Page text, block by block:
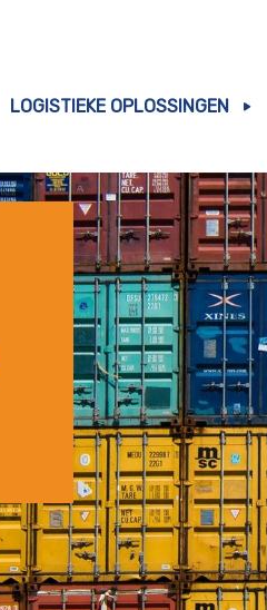
LOGISTIEKE OPLOSSINGEN